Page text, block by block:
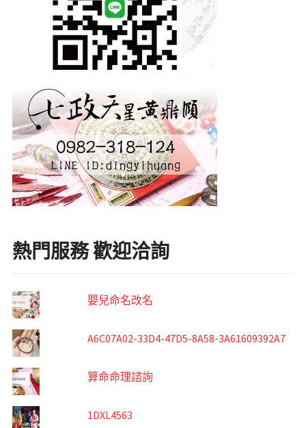
熱門服務 歡迎洽詢
嬰兒命名改名
A6C07A02-33D4-47D5-8A58-3A61609392A7
算命命理諮詢
1DXL4563